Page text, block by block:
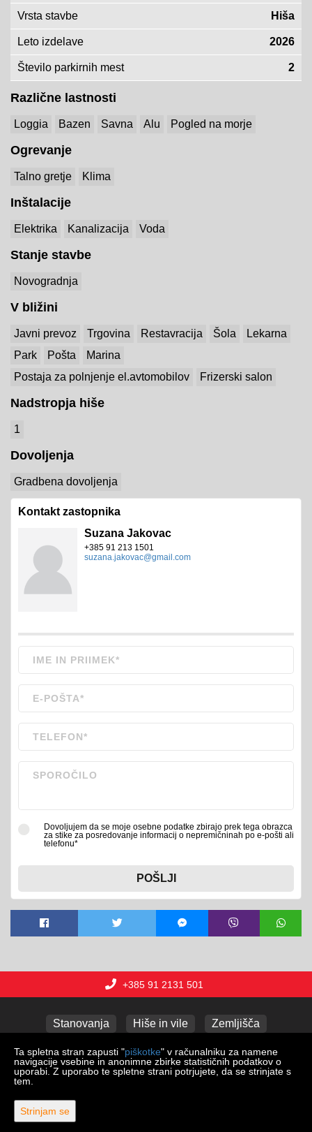
Vrsta stavbe Hiša
Leto izdelave 2026
Število parkirnih mest 2
Različne lastnosti
Loggia Bazen Savna Alu Pogled na morje
Ogrevanje
Talno gretje Klima
Inštalacije
Elektrika Kanalizacija Voda
Stanje stavbe
Novogradnja
V bližini
Javni prevoz Trgovina Restavracija Šola
Lekarna
Park
Pošta
Marina
Postaja za polnjenje el.avtomobilov
Frizerski salon
Nadstropja hiše
1
Dovoljenja
Gradbena dovoljenja
Kontakt zastopnika
Suzana Jakovac
+385 91 213 1501
suzana.jakovac@gmail.com
Dovoljujem da se moje osebne podatke zbirajo prek tega obrazca
za stike za posredovanje informacij o nepremičninah po e-pošti ali
telefonu*
POŠLJI
+385 91 2131 501
Stanovanja Hiše in vile Zemljišča
Poslovni prostori Apartmaji Garaže
Web Design & Powered by
Ta spletna stran zapusti "piškotke" v računalniku za namene
navigacije vsebine in anonimne zbirke statističnih podatkov o
uporabi. Z uporabo te spletne strani potrjujete, da se strinjate s
tem.
Strinjam se